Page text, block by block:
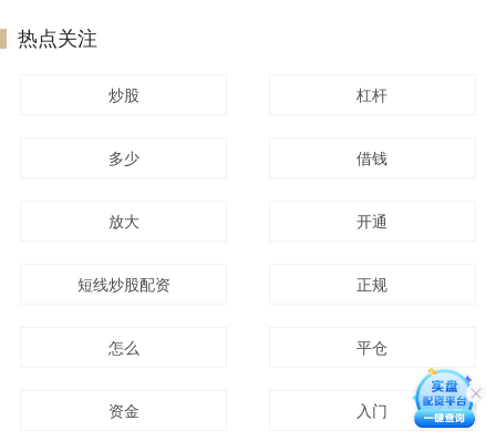
热点关注
炒股 杠杆
多少 借钱
放大 开通
短线炒股配资 正规
怎么 平仓
资金 入门